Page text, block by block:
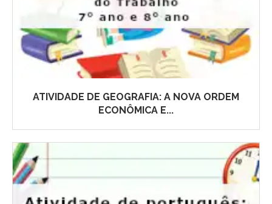
ATIVIDADE DE GEOGRAFIA: A NOVA ORDEM
ECONÔMICA E...